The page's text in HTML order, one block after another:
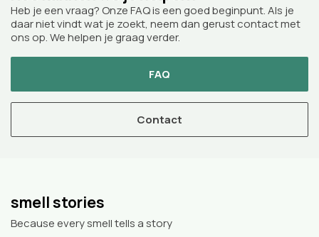
Heb je een vraag? Onze FAQ is een goed beginpunt. Als je
daar niet vindt wat je zoekt, neem dan gerust contact met
ons op. We helpen je graag verder.
FAQ
Contact
smell stories
Because every smell tells a story